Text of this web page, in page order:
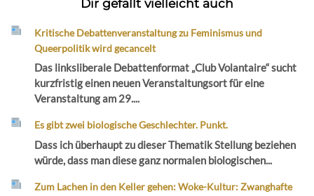
Dir gefällt vielleicht auch
Kritische Debattenveranstaltung zu Feminismus und
Queerpolitik wird gecancelt
Das linksliberale Debattenformat „Club Volantaire“ sucht
kurzfristig einen neuen Veranstaltungsort für eine
Veranstaltung am 29....
Es gibt zwei biologische Geschlechter. Punkt.
Dass ich überhaupt zu dieser Thematik Stellung beziehen
würde, dass man diese ganz normalen biologischen...
Zum Lachen in den Keller gehen: Woke-Kultur: Zwanghafte